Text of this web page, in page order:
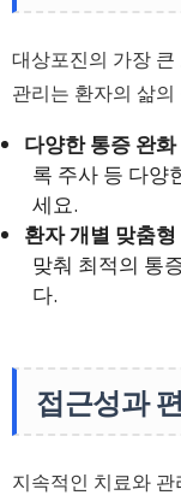
대상포진의 가장
관리는 환자의 삶
다양한 통증 완
록 주사 등 다양
세요.
환자 개별 맞춤
맞춰 최적의 통
다.
접근성과
지속적인 치료와